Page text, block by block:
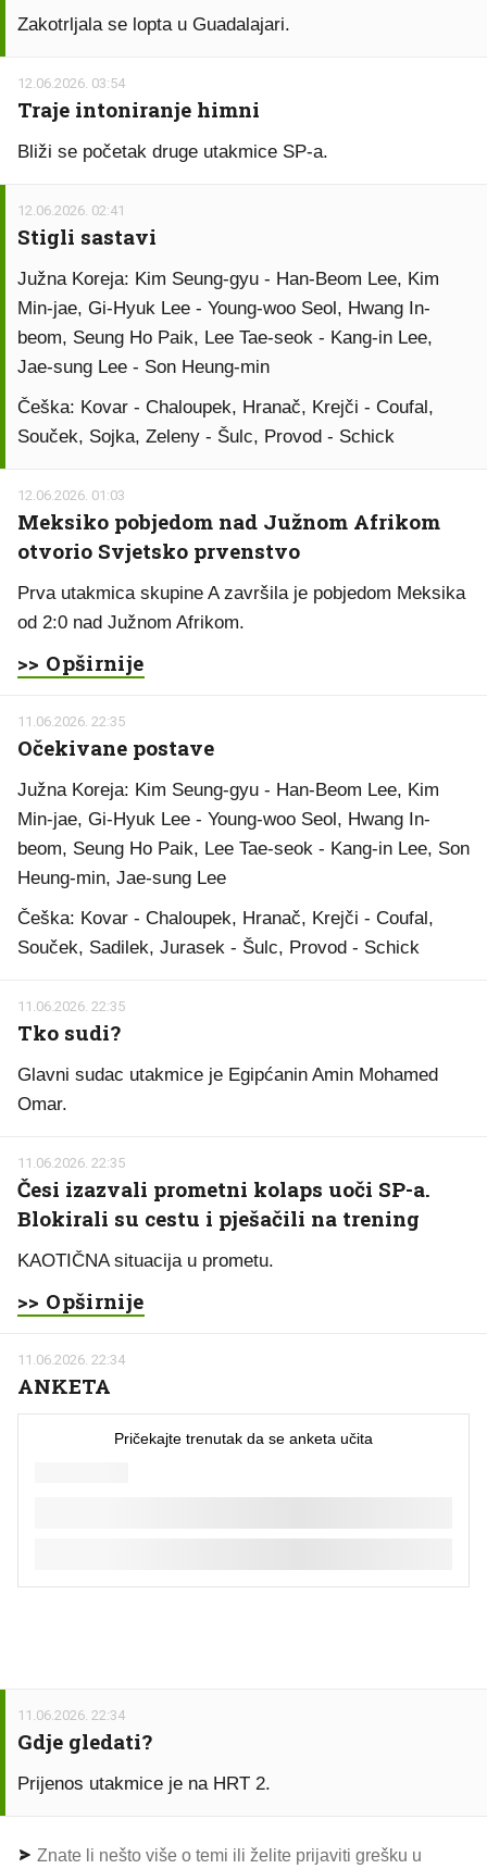
Zakotrljala se lopta u Guadalajari.
12.06.2026. 03:54
Traje intoniranje himni
Bliži se početak druge utakmice SP-a.
12.06.2026. 02:41
Stigli sastavi
Južna Koreja: Kim Seung-gyu - Han-Beom Lee, Kim
Min-jae, Gi-Hyuk Lee - Young-woo Seol, Hwang In-
beom, Seung Ho Paik, Lee Tae-seok - Kang-in Lee,
Jae-sung Lee - Son Heung-min
Češka: Kovar - Chaloupek, Hranač, Krejči - Coufal,
Souček, Sojka, Zeleny - Šulc, Provod - Schick
12.06.2026. 01:03
Meksiko pobjedom nad Južnom Afrikom
otvorio Svjetsko prvenstvo
Prva utakmica skupine A završila je pobjedom Meksika
od 2:0 nad Južnom Afrikom.
>> Opširnije
11.06.2026. 22:35
Očekivane postave
Južna Koreja: Kim Seung-gyu - Han-Beom Lee, Kim
Min-jae, Gi-Hyuk Lee - Young-woo Seol, Hwang In-
beom, Seung Ho Paik, Lee Tae-seok - Kang-in Lee, Son
Heung-min, Jae-sung Lee
Češka: Kovar - Chaloupek, Hranač, Krejči - Coufal,
Souček, Sadilek, Jurasek - Šulc, Provod - Schick
11.06.2026. 22:35
Tko sudi?
Glavni sudac utakmice je Egipćanin Amin Mohamed
Omar.
11.06.2026. 22:35
Česi izazvali prometni kolaps uoči SP-a.
Blokirali su cestu i pješačili na trening
KAOTIČNA situacija u prometu.
>> Opširnije
11.06.2026. 22:34
ANKETA
11.06.2026. 22:34
Gdje gledati?
Prijenos utakmice je na HRT 2.
Znate li nešto više o temi ili želite prijaviti grešku u